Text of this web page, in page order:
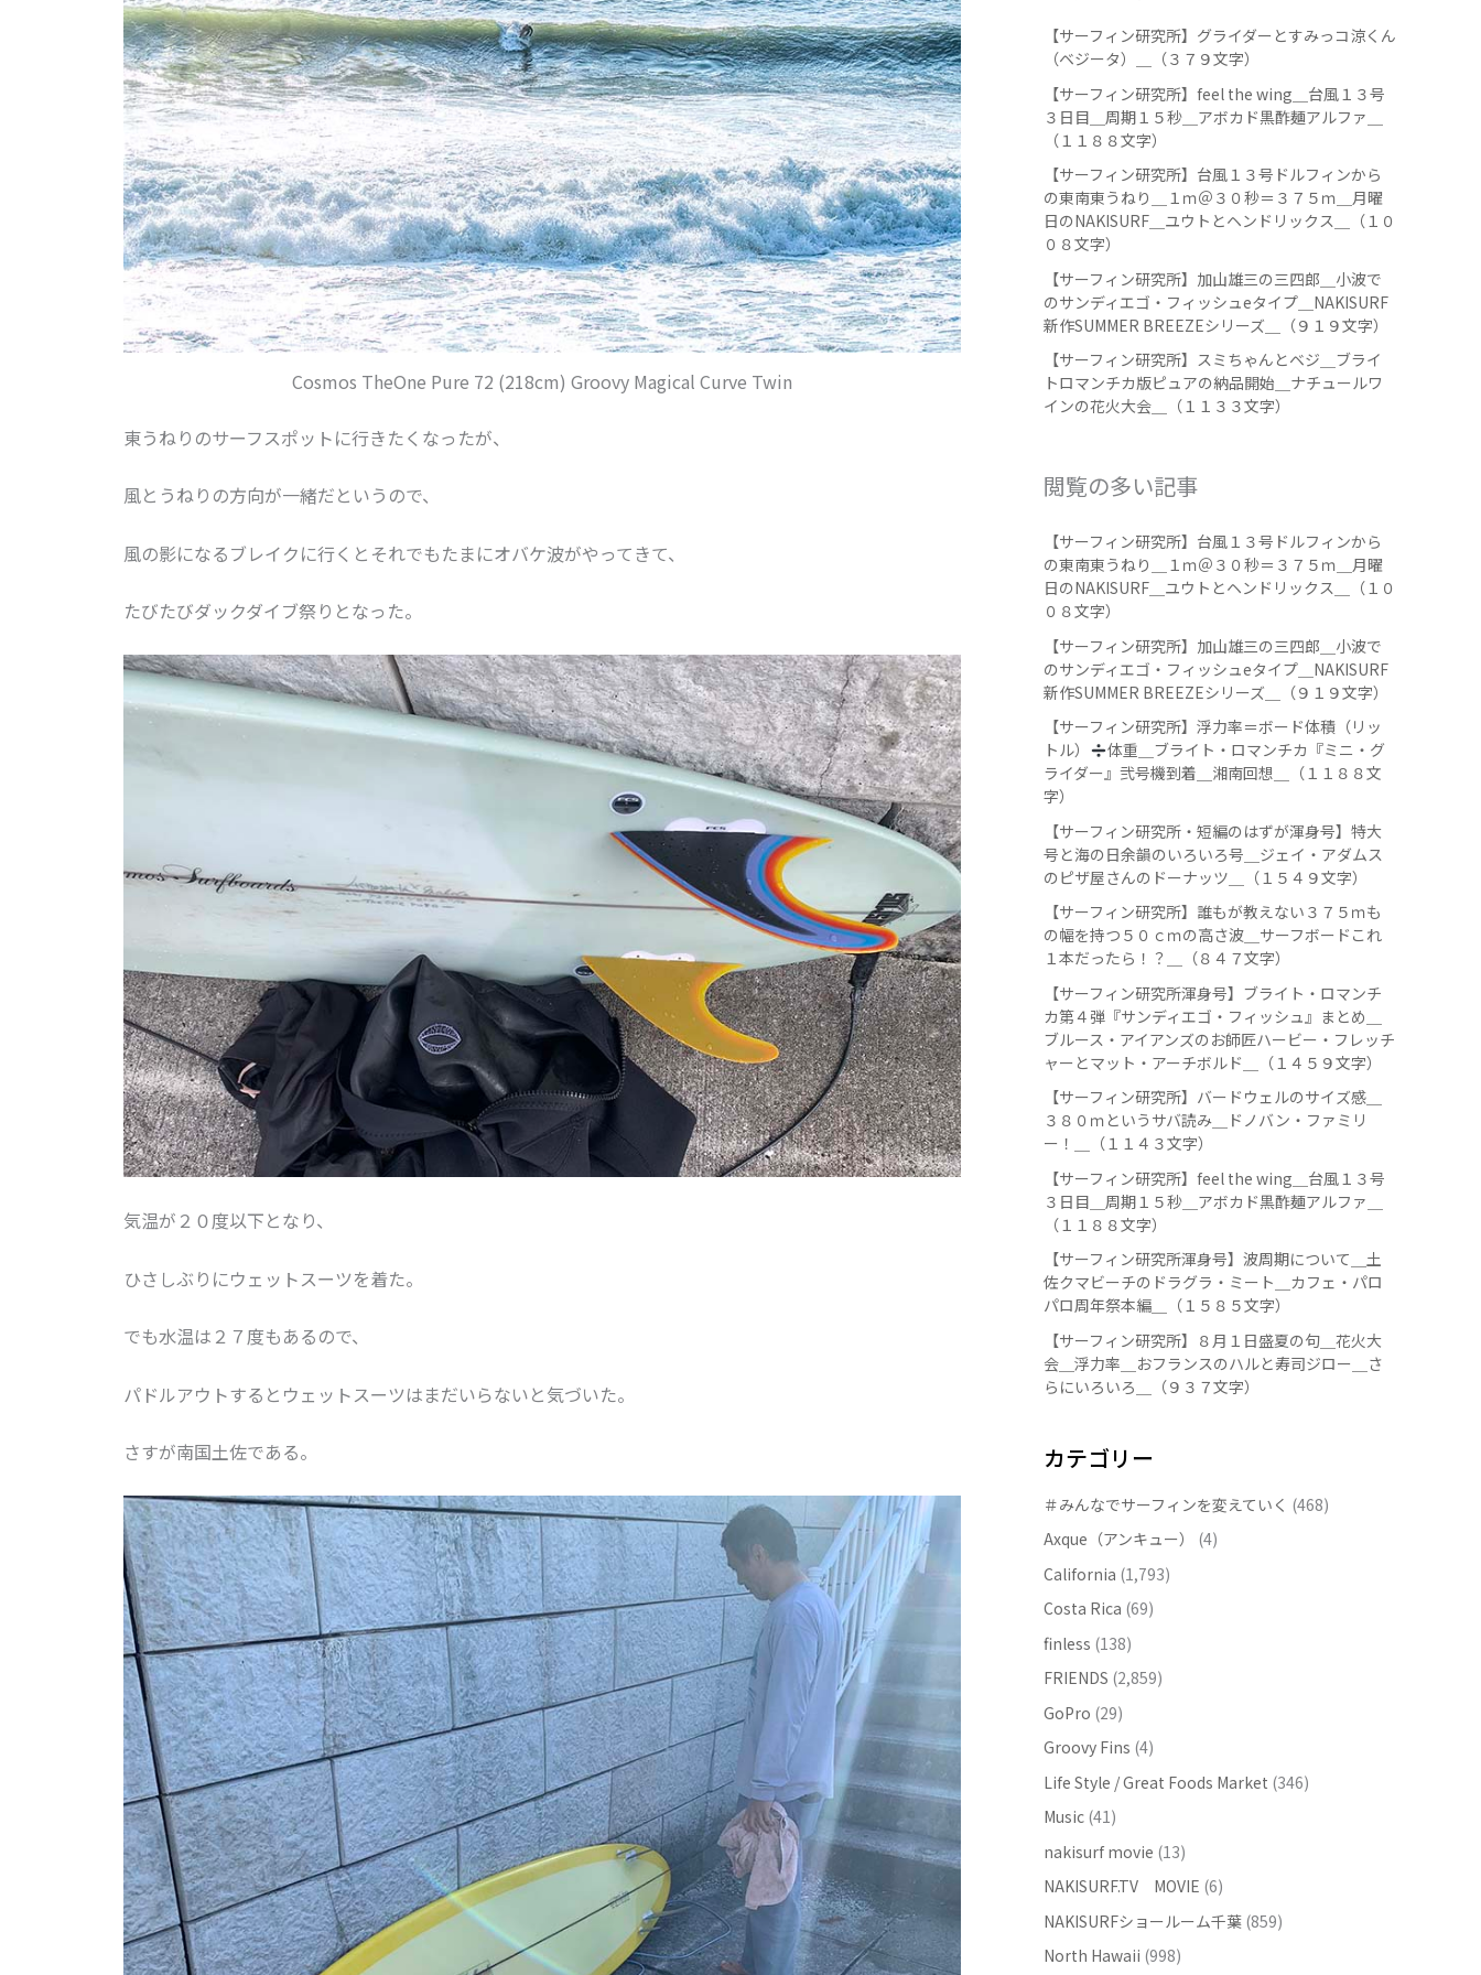
Cosmos TheOne Pure 72 (218cm) Groovy Magical Curve Twin
東うねりのサーフスポットに行きたくなったが、
風とうねりの方向が一緒だというので、
風の影になるブレイクに行くとそれでもたまにオバケ波がやってきて、
たびたびダックダイブ祭りとなった。
気温が２０度以下となり、
ひさしぶりにウェットスーツを着た。
でも水温は２７度もあるので、
パドルアウトするとウェットスーツはまだいらないと気づいた。
さすが南国土佐である。
【サーフィン研究所】グライダーとすみっコ涼くん
（ベジータ）＿（３７９文字）
【サーフィン研究所】feel the wing＿台風１３号
３日目＿周期１５秒＿アボカド黒酢麺アルファ＿
（１１８８文字）
【サーフィン研究所】台風１３号ドルフィンから
の東南東うねり＿１ｍ＠３０秒＝３７５ｍ＿月曜
日のNAKISURF＿ユウトとヘンドリックス＿（１０
０８文字）
【サーフィン研究所】加山雄三の三四郎＿小波で
のサンディエゴ・フィッシュeタイプ＿NAKISURF
新作SUMMER BREEZEシリーズ＿（９１９文字）
【サーフィン研究所】スミちゃんとベジ＿ブライ
トロマンチカ版ピュアの納品開始＿ナチュールワ
インの花火大会＿（１１３３文字）
閲覧の多い記事
【サーフィン研究所】台風１３号ドルフィンから
の東南東うねり＿１ｍ＠３０秒＝３７５ｍ＿月曜
日のNAKISURF＿ユウトとヘンドリックス＿（１０
０８文字）
【サーフィン研究所】加山雄三の三四郎＿小波で
のサンディエゴ・フィッシュeタイプ＿NAKISURF
新作SUMMER BREEZEシリーズ＿（９１９文字）
【サーフィン研究所】浮力率＝ボード体積（リッ
トル）
️体重＿ブライト・ロマンチカ『ミニ・グ
ライダー』弐号機到着＿湘南回想＿（１１８８文
字）
【サーフィン研究所・短編のはずが渾身号】特大
号と海の日余韻のいろいろ号＿ジェイ・アダムス
のピザ屋さんのドーナッツ＿（１５４９文字）
【サーフィン研究所】誰もが教えない３７５ｍも
の幅を持つ５０ｃｍの高さ波＿サーフボードこれ
１本だったら！？＿（８４７文字）
【サーフィン研究所渾身号】ブライト・ロマンチ
カ第４弾『サンディエゴ・フィッシュ』まとめ＿
ブルース・アイアンズのお師匠ハービー・フレッチ
ャーとマット・アーチボルド＿（１４５９文字）
【サーフィン研究所】バードウェルのサイズ感＿
３８０ｍというサバ読み＿ドノバン・ファミリ
ー！＿（１１４３文字）
【サーフィン研究所】feel the wing＿台風１３号
３日目＿周期１５秒＿アボカド黒酢麺アルファ＿
（１１８８文字）
【サーフィン研究所渾身号】波周期について＿土
佐クマビーチのドラグラ・ミート＿カフェ・パロ
パロ周年祭本編＿（１５８５文字）
【サーフィン研究所】８月１日盛夏の句＿花火大
会＿浮力率＿おフランスのハルと寿司ジロー＿さ
らにいろいろ＿（９３７文字）
カテゴリー
＃みんなでサーフィンを変えていく (468)
Axque（アンキュー）
(4)
California (1,793)
Costa Rica (69)
finless (138)
FRIENDS (2,859)
GoPro (29)
Groovy Fins (4)
Life Style / Great Foods Market (346)
Music (41)
nakisurf movie (13)
NAKISURF.TV MOVIE (6)
NAKISURFショールーム千葉 (859)
North Hawaii (998)